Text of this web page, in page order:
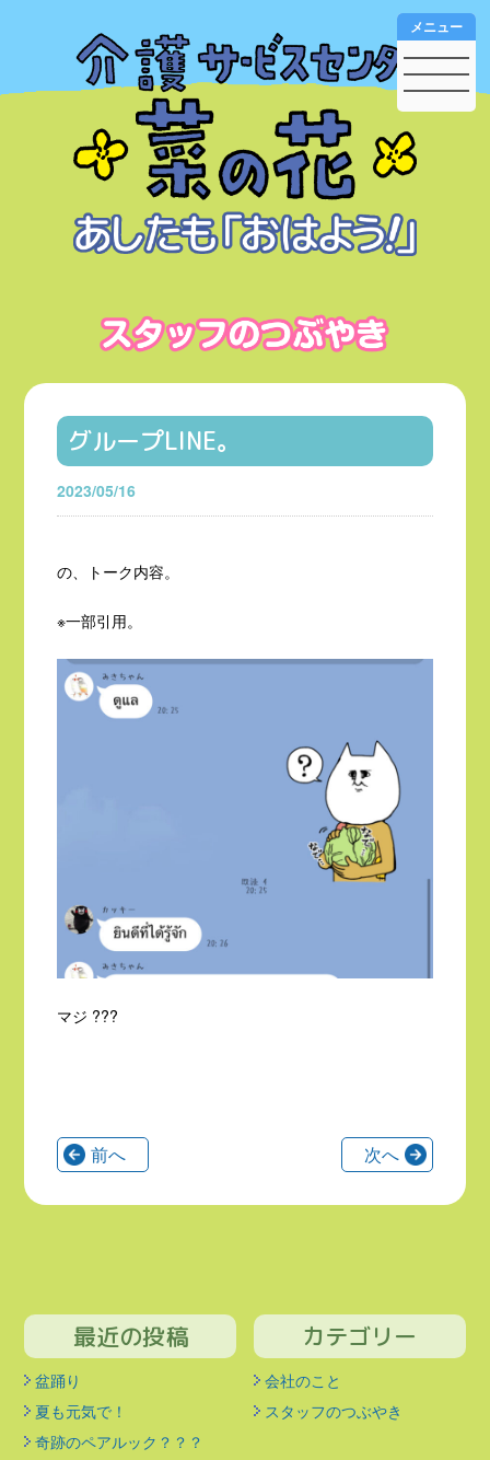
メニュー
グループLINE。
2023/05/16
の、トーク内容。
※一部引用。
マジ ???
前へ 次へ
最近の投稿
盆踊り
夏も元気で！
奇跡のペアルック？？？
カテゴリー
会社のこと
スタッフのつぶやき